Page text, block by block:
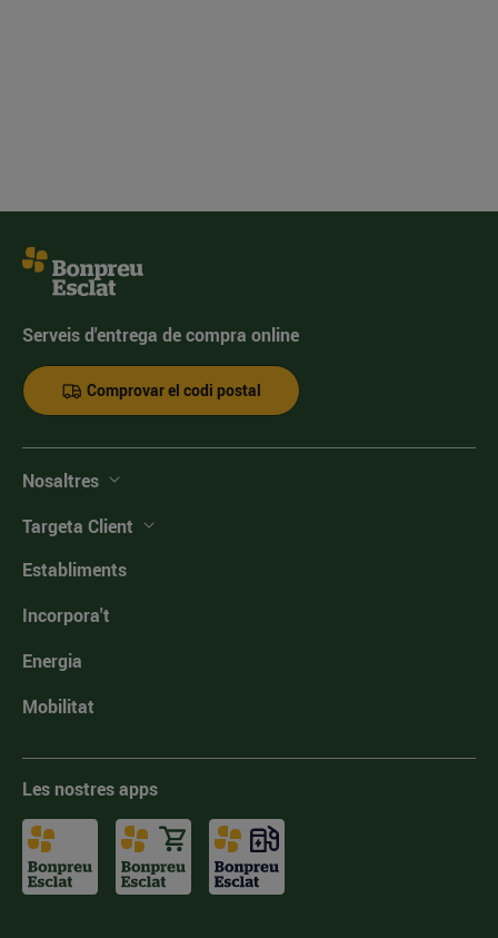
Serveis d'entrega de compra online
Comprovar el codi postal
Nosaltres
Targeta Client
Establiments
Incorpora't
Energia
Mobilitat
Les nostres apps